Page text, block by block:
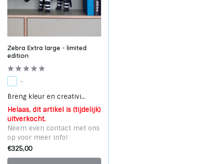
Zebra Extra large - limited
edition
-
Breng kleur en creativi...
Helaas, dit artikel is (tijdelijk)
uitverkocht.
Neem even contact met ons
op voor meer info!
€325,00